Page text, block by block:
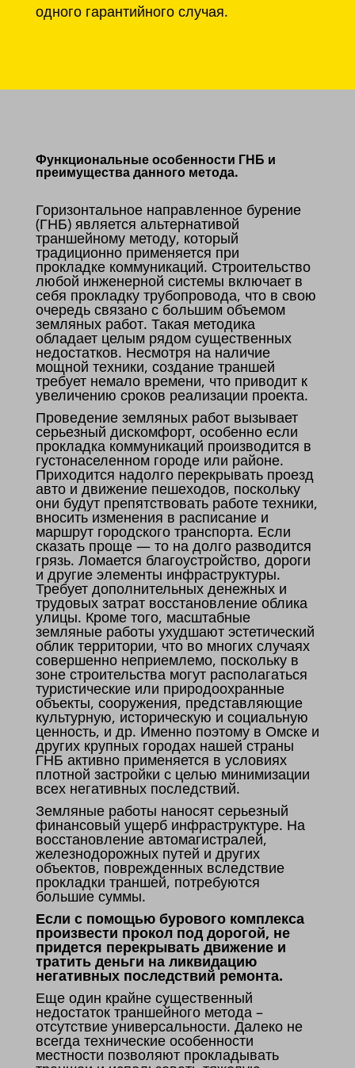
одного гарантийного случая.
Функциональные особенности ГНБ и
преимущества данного метода.
Горизонтальное направленное бурение
(ГНБ) является альтернативой
траншейному методу, который
традиционно применяется при
прокладке коммуникаций. Строительство
любой инженерной системы включает в
себя прокладку трубопровода, что в свою
очередь связано с большим объемом
земляных работ. Такая методика
обладает целым рядом существенных
недостатков. Несмотря на наличие
мощной техники, создание траншей
требует немало времени, что приводит к
увеличению сроков реализации проекта.
Проведение земляных работ вызывает
серьезный дискомфорт, особенно если
прокладка коммуникаций производится в
густонаселенном городе или районе.
Приходится надолго перекрывать проезд
авто и движение пешеходов, поскольку
они будут препятствовать работе техники,
вносить изменения в расписание и
маршрут городского транспорта. Если
сказать проще — то на долго разводится
грязь. Ломается благоустройство, дороги
и другие элементы инфраструктуры.
Требует дополнительных денежных и
трудовых затрат восстановление облика
улицы. Кроме того, масштабные
земляные работы ухудшают эстетический
облик территории, что во многих случаях
совершенно неприемлемо, поскольку в
зоне строительства могут располагаться
туристические или природоохранные
объекты, сооружения, представляющие
культурную, историческую и социальную
ценность, и др. Именно поэтому в Омске и
других крупных городах нашей страны
ГНБ активно применяется в условиях
плотной застройки с целью минимизации
всех негативных последствий.
Земляные работы наносят серьезный
финансовый ущерб инфраструктуре. На
восстановление автомагистралей,
железнодорожных путей и других
объектов, поврежденных вследствие
прокладки траншей, потребуются
большие суммы.
Если с помощью бурового комплекса
произвести прокол под дорогой, не
придется перекрывать движение и
тратить деньги на ликвидацию
негативных последствий ремонта.
Еще один крайне существенный
недостаток траншейного метода –
отсутствие универсальности. Далеко не
всегда технические особенности
местности позволяют прокладывать